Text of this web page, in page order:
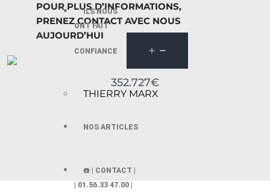
ILS NOUS
ONT FAIT
CONFIANCE
THIERRY MARX
NOS ARTICLES
☎️ | CONTACT |
| 01.56.33 47.00 |
POUR PLUS D’INFORMATIONS,
PRENEZ CONTACT AVEC NOUS
AUJOURD’HUI
352.727€